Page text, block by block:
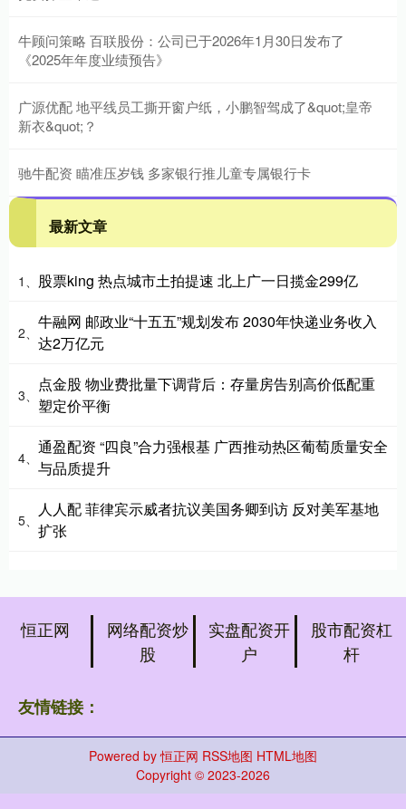
牛顾问策略 百联股份：公司已于2026年1月30日发布了
《2025年年度业绩预告》
广源优配 地平线员工撕开窗户纸，小鹏智驾成了&quot;皇帝
新衣&quot;？
驰牛配资 瞄准压岁钱 多家银行推儿童专属银行卡
最新文章
1、 股票king 热点城市土拍提速 北上广一日揽金299亿
2、
牛融网 邮政业“十五五”规划发布 2030年快递业务收入
达2万亿元
3、
点金股 物业费批量下调背后：存量房告别高价低配重
塑定价平衡
4、
通盈配资 “四良”合力强根基 广西推动热区葡萄质量安全
与品质提升
5、
人人配 菲律宾示威者抗议美国务卿到访 反对美军基地
扩张
恒正网
网络配资炒
股
实盘配资开
户
股市配资杠
杆
友情链接：
Powered by恒正网 RSS地图 HTML地图
Copyright © 2023-2026